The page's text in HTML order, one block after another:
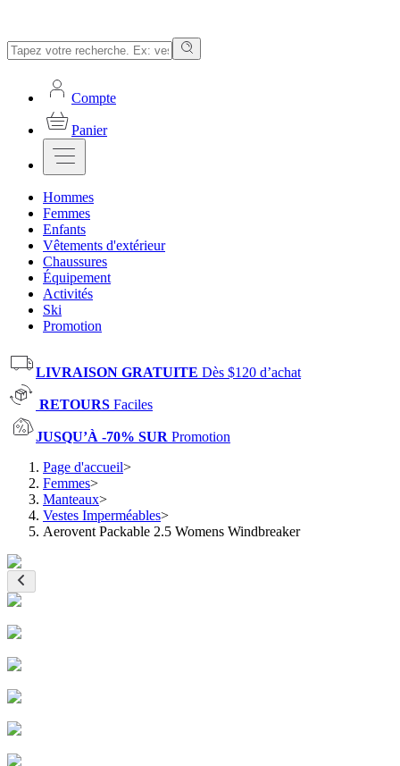
Compte
Panier
Hommes
Femmes
Enfants
Vêtements d'extérieur
Chaussures
Équipement
Activités
Ski
Promotion
LIVRAISON GRATUITE Dès $120 d’achat
RETOURS Faciles
JUSQU’À -70% SUR Promotion
Page d'accueil>
Femmes>
Manteaux>
Vestes Imperméables>
Aerovent Packable 2.5 Womens Windbreaker